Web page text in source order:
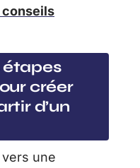
conseils
étapes
créer
d’un
vers une